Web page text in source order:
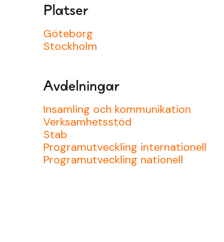
Platser
Göteborg
Stockholm
Avdelningar
Insamling och kommunikation
Verksamhetsstöd
Stab
Programutveckling internationell
Programutveckling nationell